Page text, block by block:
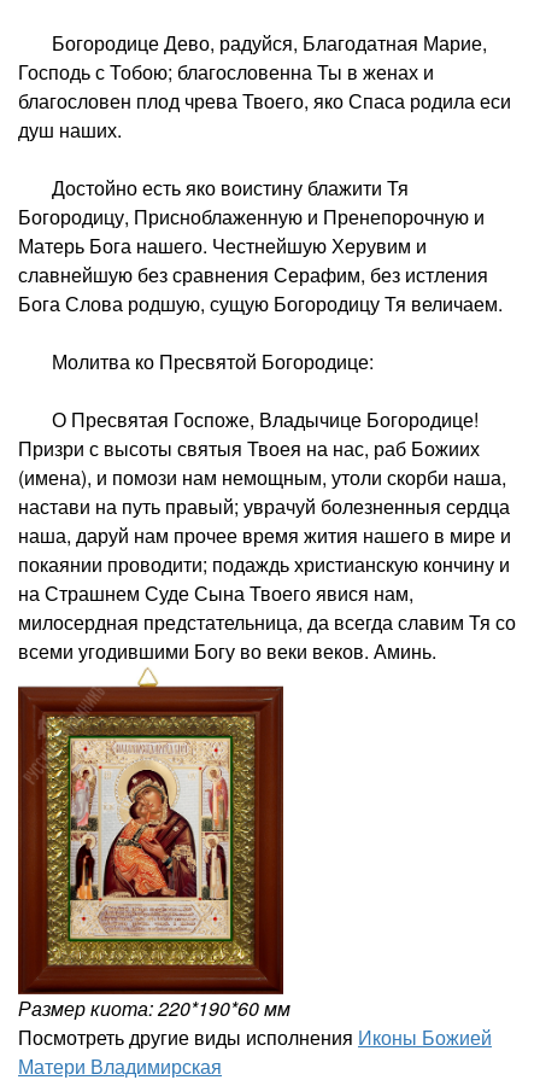
Богородице Дево, радуйся, Благодатная Марие,
Господь с Тобою; благословенна Ты в женах и
благословен плод чрева Твоего, яко Спаса родила еси
душ наших.
Достойно есть яко воистину блажити Тя
Богородицу, Присноблаженную и Пренепорочную и
Матерь Бога нашего. Честнейшую Херувим и
славнейшую без сравнения Серафим, без истления
Бога Слова родшую, сущую Богородицу Тя величаем.
Молитва ко Пресвятой Богородице:
О Пресвятая Госпоже, Владычице Богородице!
Призри с высоты святыя Твоея на нас, раб Божиих
(имена), и помози нам немощным, утоли скорби наша,
настави на путь правый; уврачуй болезненныя сердца
наша, даруй нам прочее время жития нашего в мире и
покаянии проводити; подаждь христианскую кончину и
на Страшнем Суде Сына Твоего явися нам,
милосердная предстательница, да всегда славим Тя со
всеми угодившими Богу во веки веков. Аминь.
Размер киота: 220*190*60 мм
Посмотреть другие виды исполнения Иконы Божией
Матери Владимирская